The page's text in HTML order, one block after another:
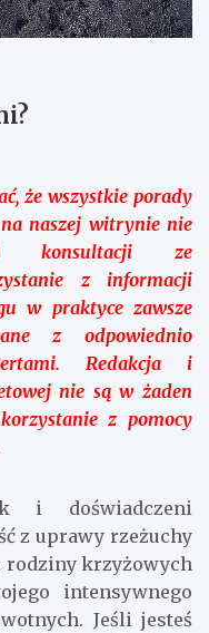
że wszystkie porady
naszej witrynie nie
konsultacji ze
z informacji
w praktyce zawsze
z odpowiednio
Redakcja i
nie są w żaden
z pomocy
i doświadczeni
z uprawy rzeżuchy
rodziny krzyżowych
intensywnego
Jeśli jesteś